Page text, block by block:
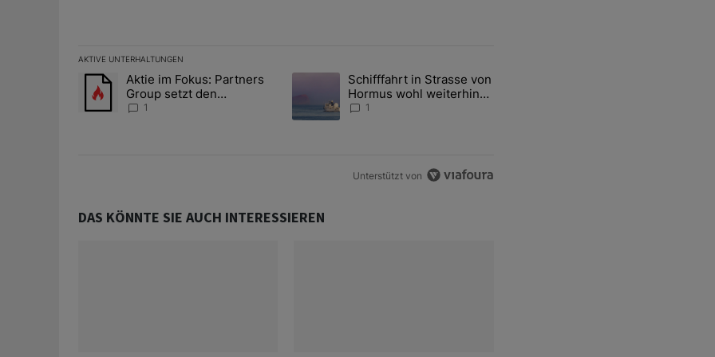
AKTIVE UNTERHALTUNGEN
Das Folgende ist eine Liste der am meisten kommentierten Artikel der letzten 7 days.
Ein Trendartikel mit dem Titel "Aktie im Fokus: Partners Group setzt den Aufwärtstrend fort" mit 1 kommentar.
Aktie im Fokus: Partners
Group setzt den
Aufwärtstrend fort
1
Ein Trendartikel mit dem Titel "Schifffahrt in Strasse von Hormus wohl weiterhin
Schifffahrt in Strasse von
Hormus wohl weiterhin
massiv gestört
1
Unterstützt von
DAS KÖNNTE SIE AUCH INTERESSIEREN